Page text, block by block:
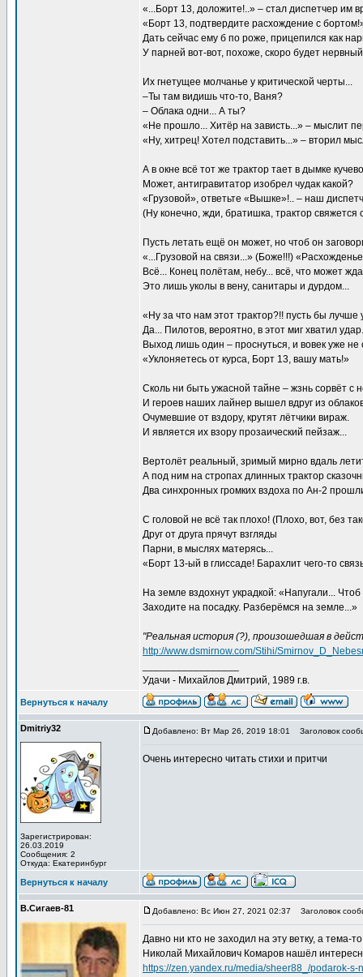
«...Борт 13, доложите!..» – стал диспетчер им
«Борт 13, подтвердите расхождение с
Дать сейчас ему б по роже, прицепился как
У парней вот-вот, похоже, скоро будет
Их гнетущее молчанье у критической черты...
–Ты там видишь что-то, Ваня?
– Облака одни... А ты?
«Не прошло... Хитёр на зависть...» – мыслит
«Ну, хитрец! Хотел подставить...» – вторил
А в окне всё тот же трактор тает в дымке
Может, антигравитатор изобрел чудак какой?
«Грузовой», ответьте «Вышке»!.. – наш
(Ну конечно, жди, братишка, трактор свяжется
Пусть летать ещё он может, но чтоб он
«...Грузовой на связи...» (Боже!!!)
Всё... Конец полётам, небу... всё, что может
Это лишь уколы в вену, санитары и дурдом...
«Ну за что нам этот трактор?!! пусть бы лучше
Да... Пилотов, вероятно, в этот миг хватил удар.
Выход лишь один – проснуться, и вовек уже не
«Уклоняетесь от курса, Борт 13, вашу мать!»
Сколь ни быть ужасной тайне – жзнь сорвёт с
И героев наших лайнер вышел вдруг из
Очумевшие от вздору, крутят лётчики вираж.
И является их взору прозаический пейзаж...
Вертолёт реальный, зримый мирно вдаль
А под ним на стропах длинных трактор
Два синхронных громких вздоха по Ан-2
С головой не всё так плохо! (Плохо, вот, без
Друг от друга прячут взгляды
Парни, в мыслях матерясь...
«Борт 13-ый в глиссаде! Барахлит чего-то
На земле вздохнут украдкой: «Напугали...
Заходите на посадку. Разберёмся на земле...»
"Реальная история (?), произошедшая в
http://www.dsmirnow.com/Stihi/
Удачи - Михайлов Дмитрий, 1989 г.в.
Вернуться к началу
Dmitriу32
Зарегистрирован:
26.03.2019
Сообщения: 2
Откуда: Екатеринбург
Добавлено: Вт Мар 26, 2019 18:01 Заголовок
Очень интересно читать стихи и притчи
Вернуться к началу
В.Сигаев-81 Добавлено: Вс Июн 27, 2021 02:37 Заголовок
Давно ни кто не заходил на эту ветку, а тема-
Николай Михайлович Комаров нашёл
https://zen.yandex.ru/media/sheer88_/podarok-